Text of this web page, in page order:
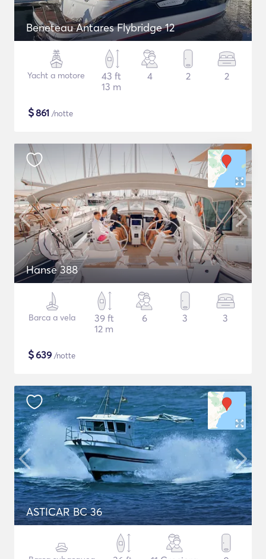
Beneteau Antares Flybridge 12
Yacht a motore
43 ft
13 m
4 2 2
$861 /notte
Hanse 388
Barca a vela
39 ft
12 m
6 3 3
$639 /notte
ASTICAR BC 36